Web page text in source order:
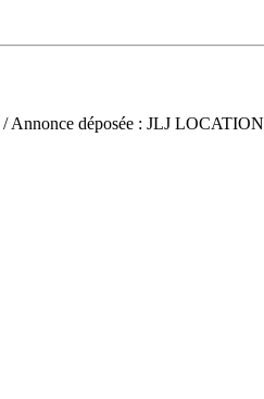
/ Annonce déposée : JLJ LOCATION